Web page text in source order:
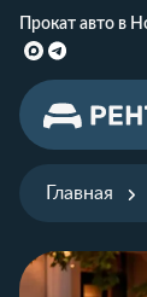
Прокат авто в
Главная